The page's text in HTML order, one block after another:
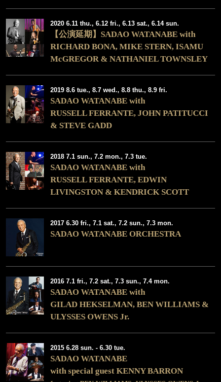
2020 6.11 thu., 6.12 fri., 6.13 sat., 6.14 sun.
【公演延期】SADAO WATANABE with
RICHARD BONA, MIKE STERN, ISAMU
McGREGOR & NATHANIEL TOWNSLEY
2019 8.6 tue., 8.7 wed., 8.8 thu., 8.9 fri.
SADAO WATANABE with
RUSSELL FERRANTE, JOHN PATITUCCI
& STEVE GADD
2018 7.1 sun., 7.2 mon., 7.3 tue.
SADAO WATANABE with
RUSSELL FERRANTE, EDWIN
LIVINGSTON & KENDRICK SCOTT
2017 6.30 fri., 7.1 sat., 7.2 sun., 7.3 mon.
SADAO WATANABE ORCHESTRA
2016 7.1 fri., 7.2 sat., 7.3 sun., 7.4 mon.
SADAO WATANABE with
GILAD HEKSELMAN, BEN WILLIAMS &
ULYSSES OWENS Jr.
2015 6.28 sun. - 6.30 tue.
SADAO WATANABE
with special guest KENNY BARRON